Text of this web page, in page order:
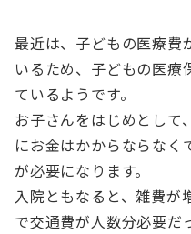
最近は、子どもの医療費
いるため、子どもの医療
ているようです。
お子さんをはじめとして
にお金はかからならなく
が必要になります。
入院ともなると、雑費が
で交通費が人数分必要だ